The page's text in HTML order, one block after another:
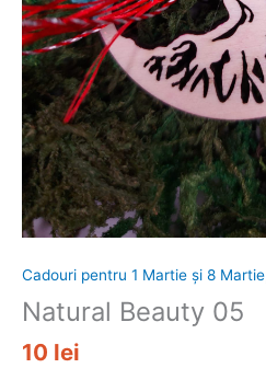
Cadouri pentru 1 Martie și 8 Martie
Natural Beauty 05
10 lei